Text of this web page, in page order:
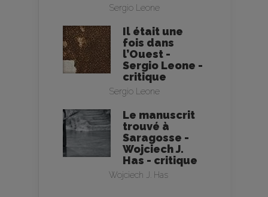
Sergio Leone
Il était une
fois dans
l’Ouest -
Sergio Leone -
critique
Sergio Leone
Le manuscrit
trouvé à
Saragosse -
Wojciech J.
Has - critique
Wojciech J. Has